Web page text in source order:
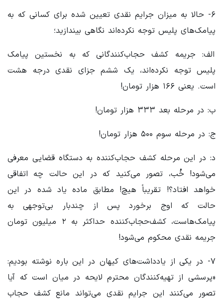
۶- حالا به میزان جرایم نقدی تعیین شده برای کسانی که به
پیامک‌های پلیس توجه نکرده‌اند نگاهی بیندازید؛
الف: جریمه کشف حجاب‌کنندگانی که به نخستین پیامک
پلیس توجه نکرده‌اند، یک ششم جزای نقدی درجه هشت
است. یعنی ۱۶۶ هزار تومان!
ب: در مرحله بعد ۳۳۳ هزار تومان!
ج: در مرحله سوم ۵۰۰ هزار تومان!
د: در این مرحله کشف حجاب‌کننده به دستگاه قضایی معرفی
می‌شود! خُب، تصور می‌کنید که در این حالت چه اتفاقی
خواهد افتاد؟! تقریباً هیچ! مطابق ماده یاد شده در این
حالت که اوج برخورد پس از چندبار بی‌توجهی به
پیامک‌هاست، کشف‌حجاب‌کننده حداکثر به ۲ میلیون تومان
جریمه نقدی محکوم می‌شود!
۷- در یکی از یادداشت‌های کیهان در این باره نوشته بودیم:
«پرسشی از تهیه‌کنندگان محترم لایحه در میان است که آیا
تصور می‌کنند این جرایم نقدی می‌تواند مانع کشف حجاب